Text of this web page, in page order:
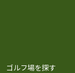
ゴルフ場を探す